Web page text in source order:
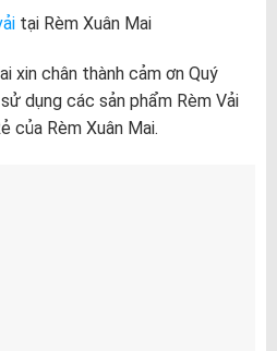
tại Rèm Xuân Mai
xin chân thành cảm ơn Quý
dụng các sản phẩm Rèm Vải
của Rèm Xuân Mai.